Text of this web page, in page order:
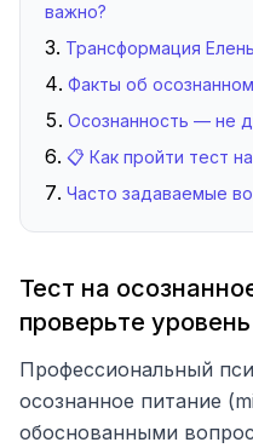
важно?
Трансформация
Факты об
Осознанность — не
📋 Как пройти тест
Часто задаваемые
Тест на
проверьте
Профессиональный
осознанное питание
обоснованными